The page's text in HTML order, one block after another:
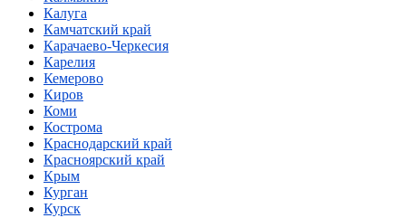
Калуга
Камчатский край
Карачаево-Черкесия
Карелия
Кемерово
Киров
Коми
Кострома
Краснодарский край
Красноярский край
Крым
Курган
Курск